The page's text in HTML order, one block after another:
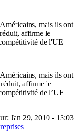
mais ils ont
affirme le
de l'UE
mais ils ont
affirme le
de l’UE
Jan 29, 2010 - 13:03